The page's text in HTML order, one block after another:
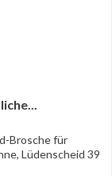
Brosche für
Lüdenscheid 39